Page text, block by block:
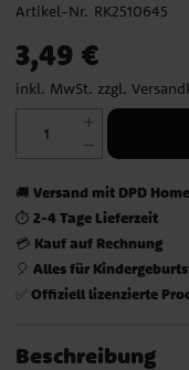
Artikel-Nr. RK2510645
Preis:3,49 €
3,49 €
inkl. MwSt. zzgl.
🚚 Versand mit DPD
⏱️ 2-4 Tage Lieferzeit
💳 Kauf auf Rechnung
🎈 Alles für
✅ Offiziell lizenzierte
Beschreibung